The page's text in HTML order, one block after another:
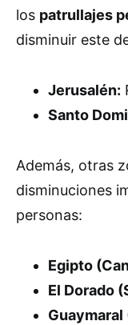
los patrullajes
disminuir este
Jerusalén:
Santo
Además, otras
disminuciones
personas:
Egipto
El Dorado
Guaymaral